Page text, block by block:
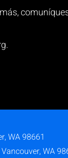
.
WA 98661
WA